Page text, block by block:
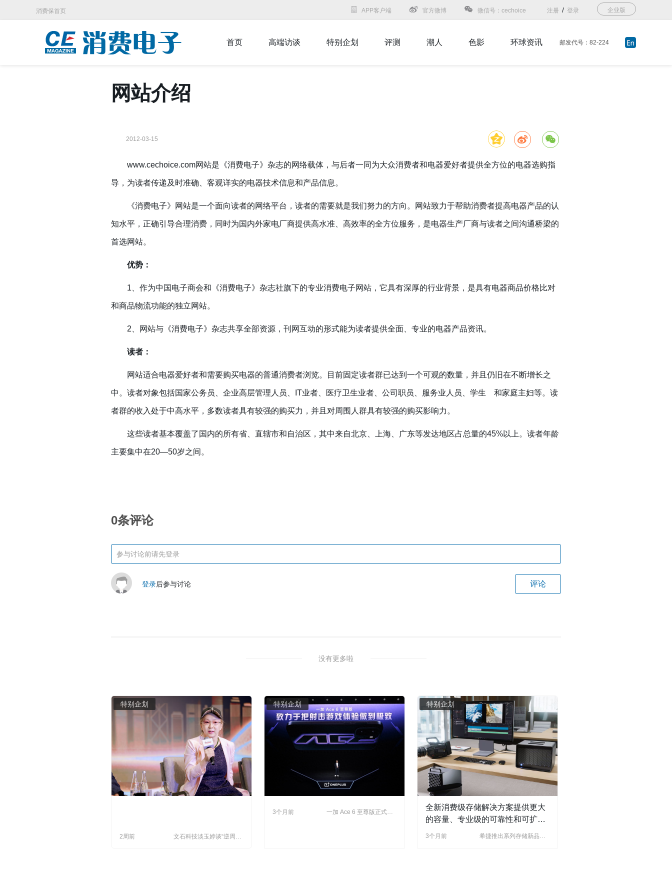
消费保首页 企业版
注册 / 登录
APP客户端 官方微博 微信号：cechoice
首页 高端访谈 特别企划 评测 潮人 色影 环球资讯 邮发代号：82-224
网站介绍
2012-03-15
www.cechoice.com网站是《消费电子》杂志的网络载体，与后者一同为大众消费者和电器爱好者提供全方位的电器选购指
导，为读者传递及时准确、客观详实的电器技术信息和产品信息。
《消费电子》网站是一个面向读者的网络平台，读者的需要就是我们努力的方向。网站致力于帮助消费者提高电器产品的认
知水平，正确引导合理消费，同时为国内外家电厂商提供高水准、高效率的全方位服务，是电器生产厂商与读者之间沟通桥梁的
首选网站。
优势：
1、作为中国电子商会和《消费电子》杂志社旗下的专业消费电子网站，它具有深厚的行业背景，是具有电器商品价格比对
和商品物流功能的独立网站。
2、网站与《消费电子》杂志共享全部资源，刊网互动的形式能为读者提供全面、专业的电器产品资讯。
读者：
网站适合电器爱好者和需要购买电器的普通消费者浏览。目前固定读者群已达到一个可观的数量，并且仍旧在不断增长之
中。读者对象包括国家公务员、企业高层管理人员、IT业者、医疗卫生业者、公司职员、服务业人员、学生 和家庭主妇等。读
者群的收入处于中高水平，多数读者具有较强的购买力，并且对周围人群具有较强的购买影响力。
这些读者基本覆盖了国内的所有省、直辖市和自治区，其中来自北京、上海、广东等发达地区占总量的45%以上。读者年龄
主要集中在20—50岁之间。
0条评论
登录后参与讨论
没有更多啦
特别企划
2周前
文石科技淡玉婷谈“逆周
特别企划
3个月前
一加 Ace 6 至尊版正式发
特别企划
全新消费级存储解决方案提供更大
的容量、专业级的可靠性和可扩展
的性能，满足日常备份、游戏扩展
3个月前
希捷推出系列存储新品，